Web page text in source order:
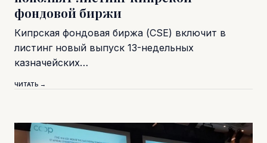
фондовой биржи
Кипрская фондовая биржа (CSE) включит в
листинг новый выпуск 13-недельных
казначейских…
ЧИТАТЬ →